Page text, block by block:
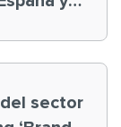
sector